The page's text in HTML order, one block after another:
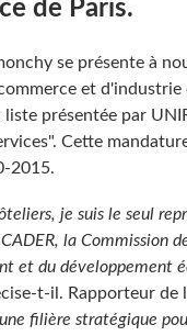
de Paris.
se présente à
et d'industrie
liste présentée par
Cette
2015.
je suis le seul
la Commission
et du développement
t-il. Rapporteur de
filière stratégique